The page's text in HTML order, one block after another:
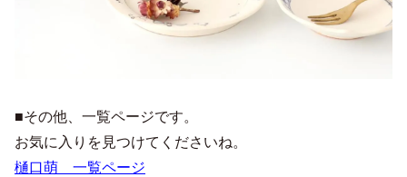
■その他、一覧ページです。
お気に入りを見つけてくださいね。
樋口萌 一覧ページ